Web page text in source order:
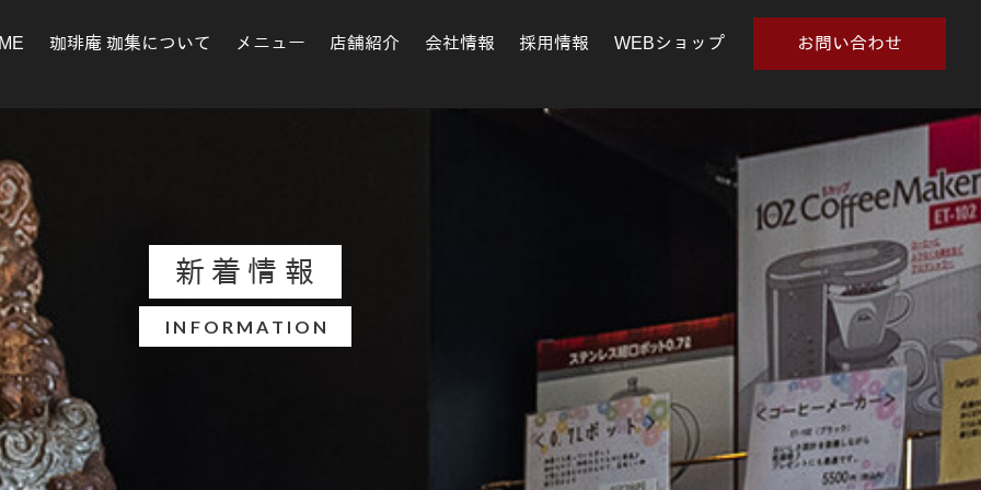
珈琲庵 珈集について メニュー 店舗紹介 会社情報 採用情報 WEBショップ お問い合わせ
新着情報
INFORMATION